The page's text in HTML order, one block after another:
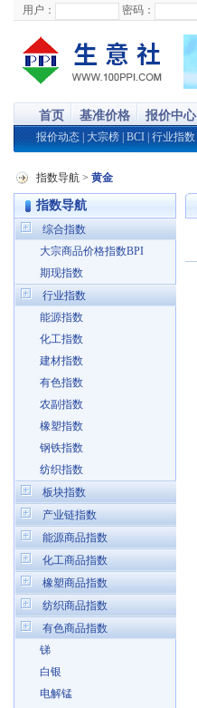
用户： 密码：
首页 基准价格 报价中心
报价动态 大宗榜 BCI 行业指数
指数导航 > 黄金
指数导航
综合指数
大宗商品价格指数BPI
期现指数
行业指数
能源指数
化工指数
建材指数
有色指数
农副指数
橡塑指数
钢铁指数
纺织指数
板块指数
产业链指数
能源商品指数
化工商品指数
橡塑商品指数
纺织商品指数
有色商品指数
锑
白银
电解锰